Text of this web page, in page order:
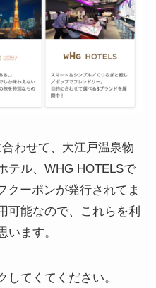
わせて、大江戸温泉物
テル、WHG HOTELSで
クーポンが発行されてま
可能なので、これらを利
います。
てくてください。